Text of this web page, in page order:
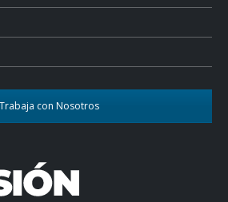
Trabaja con Nosotros